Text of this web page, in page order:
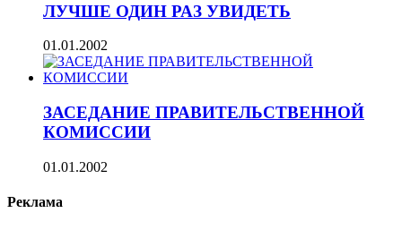
ЛУЧШЕ ОДИН РАЗ УВИДЕТЬ
01.01.2002
ЗАСЕДАНИЕ ПРАВИТЕЛЬСТВЕННОЙ
КОМИССИИ
01.01.2002
Реклама